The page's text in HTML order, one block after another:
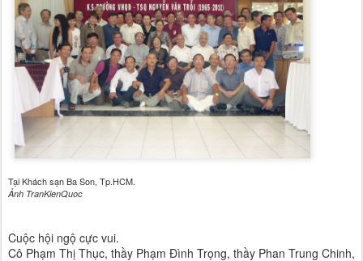
Tại Khách sạn Ba Son, Tp.HCM.
Ảnh TranKienQuoc
Cuộc hội ngộ cực vui.
Cô Phạm Thị Thục, thầy Phạm Đình Trọng, thầy Phan Trung Chinh,